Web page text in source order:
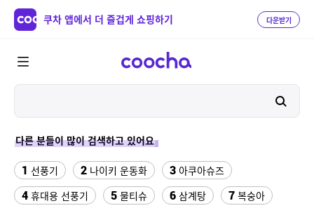
쿠차 앱에서 더 즐겁게 쇼핑하기 다운받기
다른 분들이 많이 검색하고 있어요
1 선풍기 2 나이키 운동화 3 아쿠아슈즈
4 휴대용 선풍기 5 물티슈 6 삼계탕 7 복숭아